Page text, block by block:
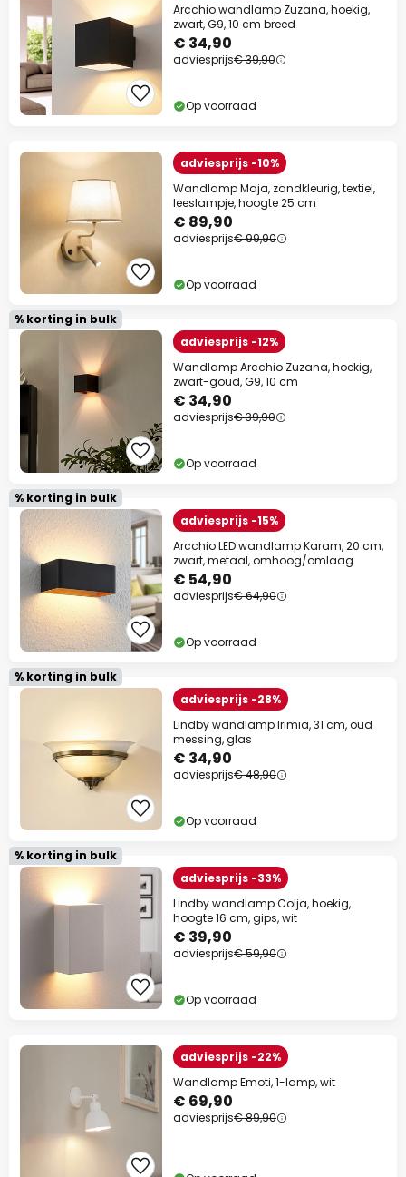
Arcchio wandlamp Zuzana, hoekig,
zwart, G9, 10 cm breed
€ 34,90
adviesprijs€ 39,90
Op voorraad
adviesprijs -10%
Wandlamp Maja, zandkleurig, textiel,
leeslampje, hoogte 25 cm
€ 89,90
adviesprijs€ 99,90
Op voorraad
% korting in bulk
adviesprijs -12%
Wandlamp Arcchio Zuzana, hoekig,
zwart-goud, G9, 10 cm
€ 34,90
adviesprijs€ 39,90
Op voorraad
% korting in bulk
adviesprijs -15%
Arcchio LED wandlamp Karam, 20 cm,
zwart, metaal, omhoog/omlaag
€ 54,90
adviesprijs€ 64,90
Op voorraad
% korting in bulk
adviesprijs -28%
Lindby wandlamp Irimia, 31 cm, oud
messing, glas
€ 34,90
adviesprijs€ 48,90
Op voorraad
% korting in bulk
adviesprijs -33%
Lindby wandlamp Colja, hoekig,
hoogte 16 cm, gips, wit
€ 39,90
adviesprijs€ 59,90
Op voorraad
adviesprijs -22%
Wandlamp Emoti, 1-lamp, wit
€ 69,90
adviesprijs€ 89,90